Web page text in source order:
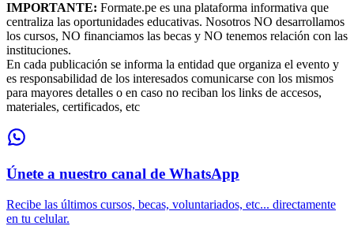
IMPORTANTE: Formate.pe es una plataforma informativa que
centraliza las oportunidades educativas. Nosotros NO desarrollamos
los cursos, NO financiamos las becas y NO tenemos relación con las
instituciones.
En cada publicación se informa la entidad que organiza el evento y
es responsabilidad de los interesados comunicarse con los mismos
para mayores detalles o en caso no reciban los links de accesos,
materiales, certificados, etc
Únete a nuestro canal de WhatsApp
Recibe las últimos cursos, becas, voluntariados, etc... directamente
en tu celular.